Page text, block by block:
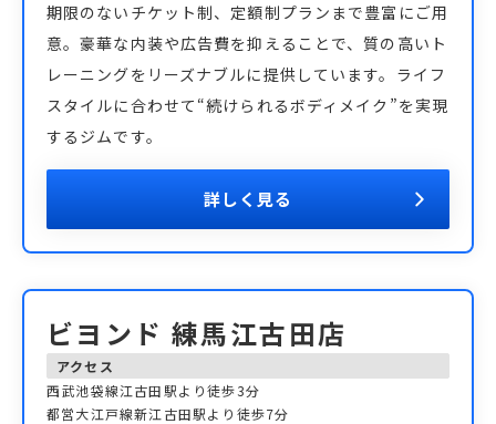
期限のないチケット制、定額制プランまで豊富にご用
意。豪華な内装や広告費を抑えることで、質の高いト
レーニングをリーズナブルに提供しています。ライフ
スタイルに合わせて“続けられるボディメイク”を実現
するジムです。
詳しく見る
ビヨンド 練馬江古田店
アクセス
西武池袋線江古田駅より徒歩3分
都営大江戸線新江古田駅より徒歩7分